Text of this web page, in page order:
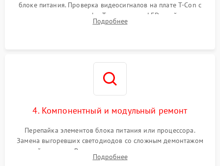
блоке питания. Проверка видеосигналов на плате T-Con с
помощью осциллографа. Тестирование LED-драйвера и
светодиодных планок подсветки мультиметром.
Подробнее
4. Компонентный и модульный ремонт
Перепайка элементов блока питания или процессора.
Замена выгоревших светодиодов со сложным демонтажом
хрупкой матрицы. Восстановление поврежденных дорожек,
прошивка микросхем памяти EEPROM
Подробнее